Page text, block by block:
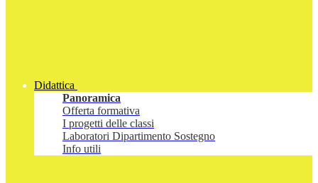
Didattica
Panoramica
Offerta formativa
I progetti delle classi
Laboratori Dipartimento Sostegno
Info utili